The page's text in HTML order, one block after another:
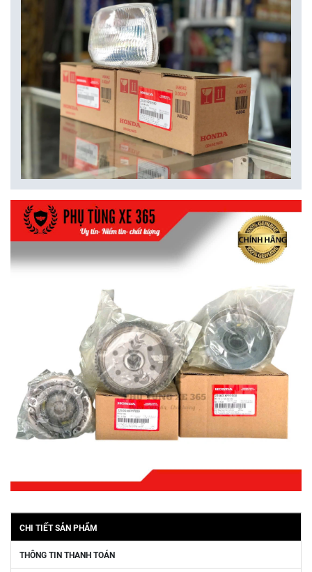
CHI TIẾT SẢN PHẨM
THÔNG TIN THANH TOÁN